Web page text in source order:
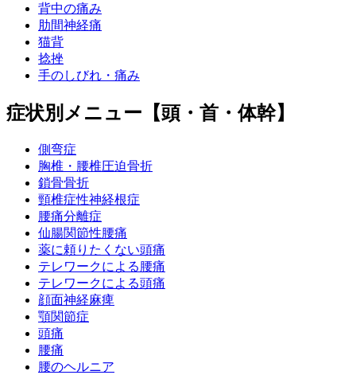
背中の痛み
肋間神経痛
猫背
捻挫
手のしびれ・痛み
症状別メニュー【頭・首・体幹】
側弯症
胸椎・腰椎圧迫骨折
鎖骨骨折
頸椎症性神経根症
腰痛分離症
仙腸関節性腰痛
薬に頼りたくない頭痛
テレワークによる腰痛
テレワークによる頭痛
顔面神経麻痺
顎関節症
頭痛
腰痛
腰のヘルニア